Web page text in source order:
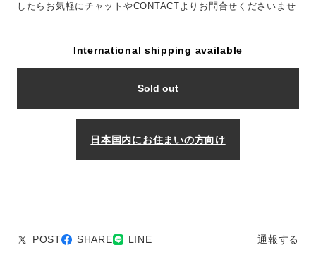
したらお気軽にチャットやCONTACTよりお問合せくださいませ
International shipping available
Sold out
日本国内にお住まいの方向け
POST SHARE LINE 通報する